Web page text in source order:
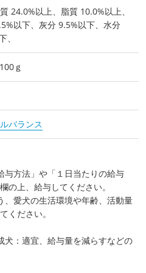
24.0%以上、脂質 10.0%以上、
以下、灰分 9.5%以下、水分
、
ｇ
バランス
与方法」や「１日当たりの給与
の上、給与してください。
、愛犬の生活環境や年齢、活動量
ください。
犬：適宜、給与量を減らすなどの